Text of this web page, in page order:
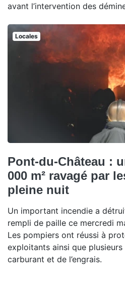
avant l’intervention des
Locales
Pont-du-Château :
000 m² ravagé par
pleine nuit
Un important incendie a
rempli de paille ce mercredi
Les pompiers ont réussi à
exploitants ainsi que
carburant et de l’engrais.